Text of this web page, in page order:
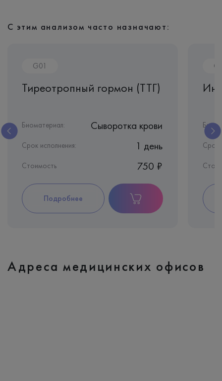
С этим анализом часто назначают:
G01
Тиреотропный гормон (ТТГ)
Биоматериал: Сыворотка крови
Срок исполнения: 1 день
Стоимость 750 ₽
Подробнее
Срок
Адреса медицинских офисов